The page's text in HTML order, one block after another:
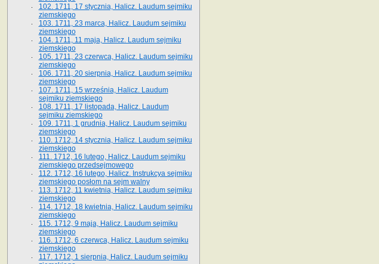
102. 1711, 17 stycznia, Halicz. Laudum sejmiku
ziemskiego
103. 1711, 23 marca, Halicz. Laudum sejmiku
ziemskiego
104. 1711, 11 maja, Halicz. Laudum sejmiku
ziemskiego
105. 1711, 23 czerwca, Halicz. Laudum sejmiku
ziemskiego
106. 1711, 20 sierpnia, Halicz. Laudum sejmiku
ziemskiego
107. 1711, 15 września, Halicz. Laudum
sejmiku ziemskiego
108. 1711, 17 listopada, Halicz. Laudum
sejmiku ziemskiego
109. 1711, 1 grudnia, Halicz. Laudum sejmiku
ziemskiego
110. 1712, 14 stycznia, Halicz. Laudum sejmiku
ziemskiego
111. 1712, 16 lutego, Halicz. Laudum sejmiku
ziemskiego przedsejmowego
112. 1712, 16 lutego, Halicz. Instrukcya sejmiku
ziemskiego posłom na sejm walny
113. 1712, 11 kwietnia, Halicz. Laudum sejmiku
ziemskiego
114. 1712, 18 kwietnia, Halicz. Laudum sejmiku
ziemskiego
115. 1712, 9 maja, Halicz. Laudum sejmiku
ziemskiego
116. 1712, 6 czerwca, Halicz. Laudum sejmiku
ziemskiego
117. 1712, 1 sierpnia, Halicz. Laudum sejmiku